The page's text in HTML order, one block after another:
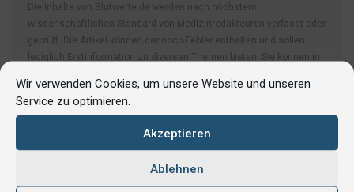
Wir verwenden Cookies, um unsere Website und unseren
Service zu optimieren.
Akzeptieren
Ablehnen
Die Inhalte von Blutwerte.de werden nach höchstem
wissenschaftlichen Standard von Medizinredakteuren verfasst oder
geprüft. Die Artikel können dennoch Fehler enthalten und sollen
lediglich Erstinformation zu diversen Themen bieten. Sie können in
Handlungsempfehlung dar.
Blutwerte Redaktion